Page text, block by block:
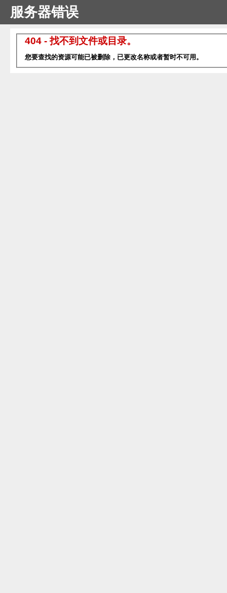
服务器错误
404 - 找不到文件或目录。
您要查找的资源可能已被删除，已更改名称或者暂时不可用。